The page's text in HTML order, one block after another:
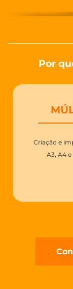
Por
Criação e
A3, A4